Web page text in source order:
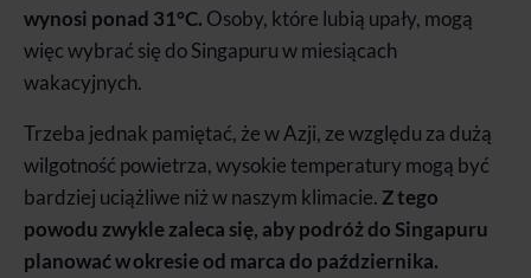
wynosi ponad 31°C. Osoby, które lubią upały, mogą
więc wybrać się do Singapuru w miesiącach
wakacyjnych.
Trzeba jednak pamiętać, że w Azji, ze względu za dużą
wilgotność powietrza, wysokie temperatury mogą być
bardziej uciążliwe niż w naszym klimacie. Z tego
powodu zwykle zaleca się, aby podróż do Singapuru
planować w okresie od marca do października.